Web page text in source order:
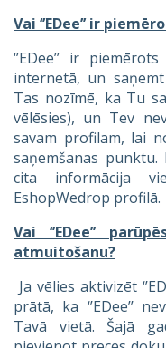
Vai ‘’EDee’’ ir
‘’EDee’’ ir
internetā, un
Tas nozīmē, ka Tu
vēlēsies), un Tev
savam profilam, lai
saņemšanas
cita informācija
EshopWedrop profilā.
Vai ‘’EDee’’
atmuitošanu?
Ja vēlies aktivizēt
prātā, ka ‘’EDee’’
Tavā vietā. Šajā